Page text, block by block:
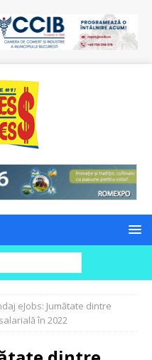
eJobs: Jumătate dintre
în 2022